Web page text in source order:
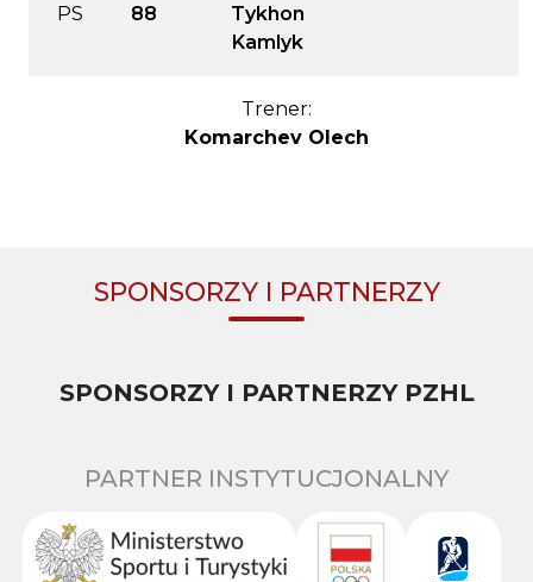
PS 88
Tykhon
Kamlyk
Trener:
Komarchev Olech
SPONSORZY I PARTNERZY
SPONSORZY I PARTNERZY PZHL
PARTNER INSTYTUCJONALNY